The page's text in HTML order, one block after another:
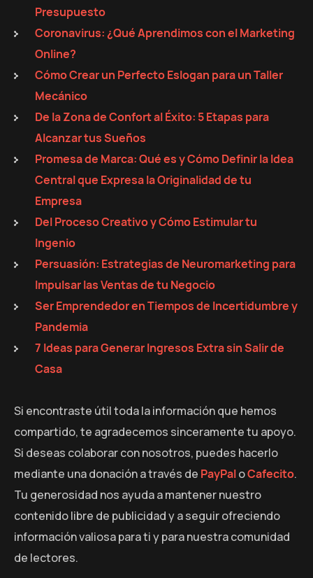
Presupuesto
Coronavirus: ¿Qué Aprendimos con el Marketing
Online?
Cómo Crear un Perfecto Eslogan para un Taller
Mecánico
De la Zona de Confort al Éxito: 5 Etapas para
Alcanzar tus Sueños
Promesa de Marca: Qué es y Cómo Definir la Idea
Central que Expresa la Originalidad de tu
Empresa
Del Proceso Creativo y Cómo Estimular tu
Ingenio
Persuasión: Estrategias de Neuromarketing para
Impulsar las Ventas de tu Negocio
Ser Emprendedor en Tiempos de Incertidumbre y
Pandemia
7 Ideas para Generar Ingresos Extra sin Salir de
Casa
Si encontraste útil toda la información que hemos
compartido, te agradecemos sinceramente tu apoyo.
Si deseas colaborar con nosotros, puedes hacerlo
mediante una donación a través de PayPaloCafecito.
Tu generosidad nos ayuda a mantener nuestro
contenido libre de publicidad y a seguir ofreciendo
información valiosa para ti y para nuestra comunidad
de lectores.